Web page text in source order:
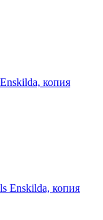
копия
Enskilda, копия